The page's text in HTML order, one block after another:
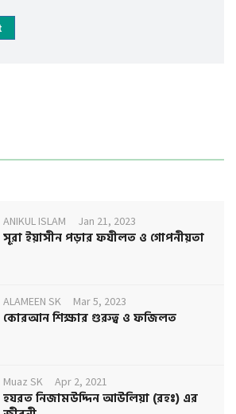
ANIKUL ISLAM Jan 21, 2023
সূরা ইয়াসীন পড়ার ফযীলত ও গোপনীয়তা
ALAMEEN SK Mar 5, 2023
কোরআন শিক্ষার গুরুত্ব ও ফজিলত
Muaz SK Apr 2, 2021
হযরত নিজামউদ্দিন আউলিয়া (রহঃ) এর